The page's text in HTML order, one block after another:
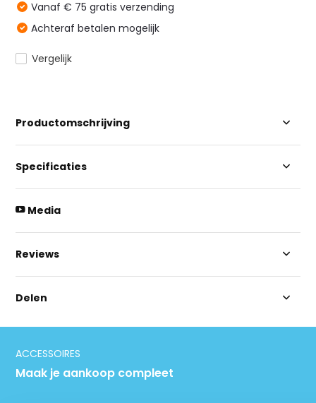
Vanaf € 75 gratis verzending
Achteraf betalen mogelijk
Vergelijk
Productomschrijving
Specificaties
Media
Reviews
Delen
ACCESSOIRES
Maak je aankoop compleet